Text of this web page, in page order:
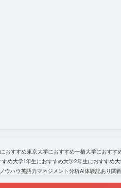
おすすめ東京大学におすすめ一橋大学におすす
すめ大学1年生におすすめ大学2年生におすすめ
ウハウ英語力マネジメント分析AI体験記あり関